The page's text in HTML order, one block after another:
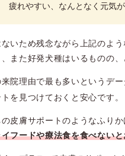
疲れやすい、なんとなく元気
ないため残念ながら上記のよ
また好発犬種はいるものの
院理由で最も多いというデー
を見つけておくと安心です。
皮膚サポートのようなふり
フードや療法食を食べない